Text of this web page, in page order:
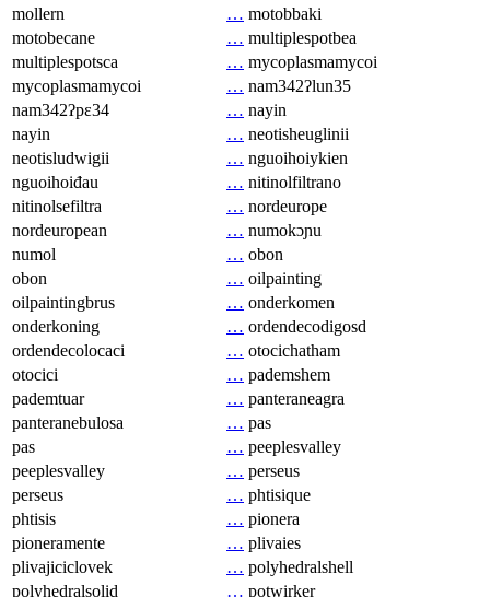
mollern
… motobbaki
motobecane
… multiplespotbea
multiplespotsca
… mycoplasmamycoi
mycoplasmamycoi
… nam342ʔlun35
nam342ʔpɛ34
… nayin
nayin
… neotisheuglinii
neotisludwigii
… nguoihoiykien
nguoihoiđau
… nitinolfiltrano
nitinolsefiltra
… nordeurope
nordeuropean
… numokɔɲu
numol
… obon
obon
… oilpainting
oilpaintingbrus
… onderkomen
onderkoning
… ordendecodigosd
ordendecolocaci
… otocichatham
otocici
… pademshem
pademtuar
… panteraneagra
panteranebulosa
… pas
pas
… peeplesvalley
peeplesvalley
… perseus
perseus
… phtisique
phtisis
… pionera
pioneramente
… plivaies
plivajiciclovek
… polyhedralshell
polyhedralsolid
… potwirker